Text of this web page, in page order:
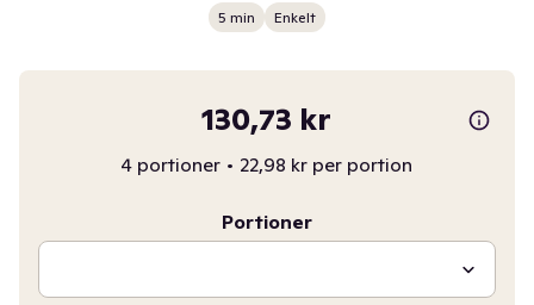
5 min Enkelt
130,73 kr
4 portioner • 22,98 kr per portion
Portioner